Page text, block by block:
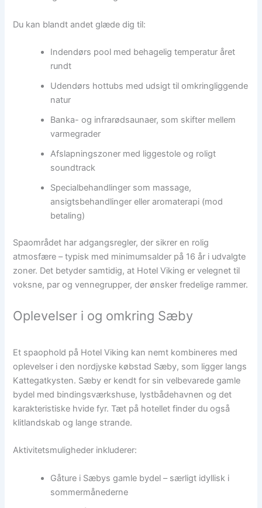
Du kan blandt andet glæde dig til:
Indendørs pool med behagelig temperatur året
rundt
Udendørs hottubs med udsigt til omkringliggende
natur
Banka- og infrarødsaunaer, som skifter mellem
varmegrader
Afslapningszoner med liggestole og roligt
soundtrack
Specialbehandlinger som massage,
ansigtsbehandlinger eller aromaterapi (mod
betaling)
Spaområdet har adgangsregler, der sikrer en rolig
atmosfære – typisk med minimumsalder på 16 år i udvalgte
zoner. Det betyder samtidig, at Hotel Viking er velegnet til
voksne, par og vennegrupper, der ønsker fredelige rammer.
Oplevelser i og omkring Sæby
Et spaophold på Hotel Viking kan nemt kombineres med
oplevelser i den nordjyske købstad Sæby, som ligger langs
Kattegatkysten. Sæby er kendt for sin velbevarede gamle
bydel med bindingsværkshuse, lystbådehavnen og det
karakteristiske hvide fyr. Tæt på hotellet finder du også
klitlandskab og lange strande.
Aktivitetsmuligheder inkluderer:
Gåture i Sæbys gamle bydel – særligt idyllisk i
sommermånederne